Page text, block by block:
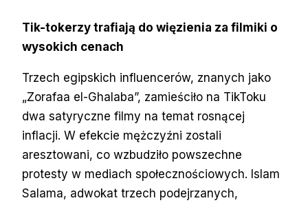
Tik-tokerzy trafiają do więzienia za filmiki o
wysokich cenach
Trzech egipskich influencerów, znanych jako
„Zorafaa el-Ghalaba”, zamieściło na TikToku
dwa satyryczne filmy na temat rosnącej
inflacji. W efekcie mężczyźni zostali
aresztowani, co wzbudziło powszechne
protesty w mediach społecznościowych. Islam
Salama, adwokat trzech podejrzanych,